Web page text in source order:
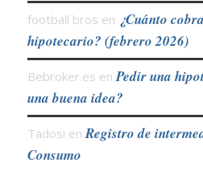
football bros en ¿Cuánto
hipotecario? (febrero 2026)
Bebroker.es en Pedir una
una buena idea?
Tadosi en Registro de
Consumo